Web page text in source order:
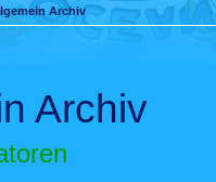
Archiv
Archiv